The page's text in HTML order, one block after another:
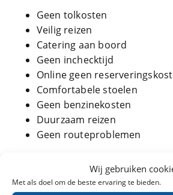
Wij gebruiken
Met als doel om de beste ervaring te bieden.
Geen tolkosten
Veilig reizen
Catering aan boord
Geen inchecktijd
Online geen
Comfortabele stoelen
Geen benzinekosten
Duurzaam reizen
Geen routeproblemen
FAQ: Tignes
Lees hier de meest gestelde